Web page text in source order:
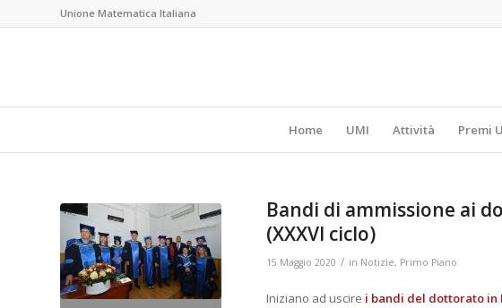
Unione Matematica Italiana
Home UMI Attività Premi
Bandi di ammissione ai
(XXXVI ciclo)
15 Maggio 2020 / in Notizie, Primo Piano
Iniziano ad uscire i bandi del dottorato in